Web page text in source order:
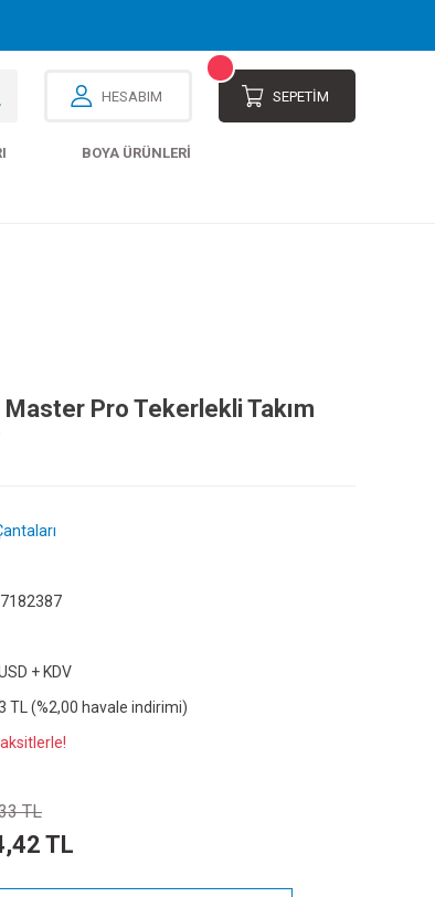
HESABIM SEPETİM
BOYA ÜRÜNLERI
Pro Tekerlekli Takım
+ KDV
TL (%2,00 havale indirimi)
TL
TL